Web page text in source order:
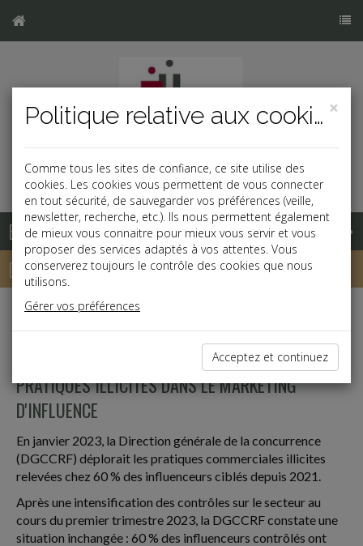
Base documentaire
Dépêches
j
Vie des affaires
PRATIQUES ILLICITES DANS LE MARKETING
D'INFLUENCE
En janvier 2023, la Direction générale de la concurrence
(DGCCRF) déplorait les pratiques commerciales illicites
relevées chez 60 % des influenceurs ciblés depuis 2021.
Après une intensification des contrôles sur le secteur au
cours du premier trimestre 2023, la DGCCRF constate une
situation inchangée : 60 % des influenceurs contrôlés ont
×
Politique relative aux cookies
Comme tous les sites de confiance, ce site utilise des
cookies. Les cookies vous permettent de vous connecter
en tout sécurité, de sauvegarder vos préférences (veille,
newsletter, recherche, etc.). Ils nous permettent également
de mieux vous connaitre pour mieux vous servir et vous
proposer des services adaptés à vos attentes. Vous
conserverez toujours le contrôle des cookies que nous
utilisons.
Gérer vos préférences
Acceptez et continuez